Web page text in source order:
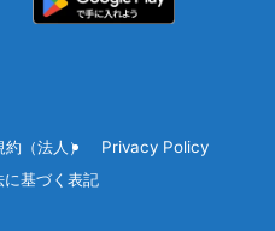
約（法人）
Privacy Policy
基づく表記